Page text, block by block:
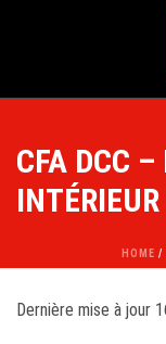
CFA DCC –
INTÉRIEUR
HOME /
Dernière mise à jour